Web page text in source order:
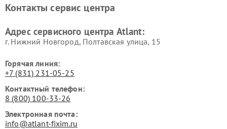
Контакты сервис центра
Адрес сервисного центра Atlant:
г. Нижний Новгород, Полтавская улица, 15
Горячая линия:
+7 (831) 231-05-25
Контактный телефон:
8 (800) 100-33-26
Электронная почта:
info@atlant-fixim.ru